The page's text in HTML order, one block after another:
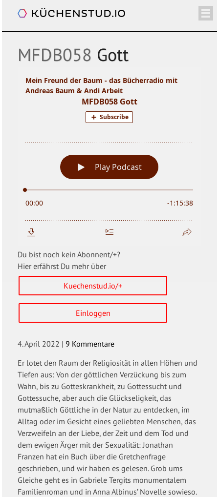
/+ ÜBER SHOP NEWSLETTER
KALENDER
MFDB058 Gott
Du bist noch kein Abonnent/+?
Hier erfährst Du mehr über
Kuechenstud.io/+
Einloggen
4. April 2022 |9 Kommentare
Er lotet den Raum der Religiosität in allen Höhen und
Tiefen aus: Von der göttlichen Verzückung bis zum
Wahn, bis zu Gotteskrankheit, zu Gottessucht und
Gottessuche, aber auch die Glückseligkeit, das
mutmaßlich Göttliche in der Natur zu entdecken, im
Alltag oder im Gesicht eines geliebten Menschen, das
Verzweifeln an der Liebe, der Zeit und dem Tod und
dem ewigen Ärger mit der Sexualität: Jonathan
Franzen hat ein Buch über die Gretchenfrage
geschrieben, und wir haben es gelesen. Grob ums
Gleiche geht es in Gabriele Tergits monumentalem
Familienroman und in Anna Albinus’ Novelle sowieso.